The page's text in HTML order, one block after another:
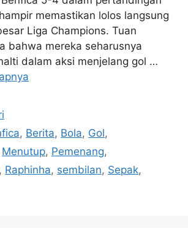
memastikan lolos langsung
Liga Champions. Tuan
bahwa mereka seharusnya
dalam aksi menjelang gol …
, Berita, Bola, Gol,
Menutup, Pemenang,
, Raphinha, sembilan, Sepak,